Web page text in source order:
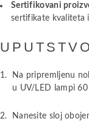
Sertifikovani
sertifikate kvaliteta
Na pripremljenu
u UV/LED lampi 60
Nanesite sloj